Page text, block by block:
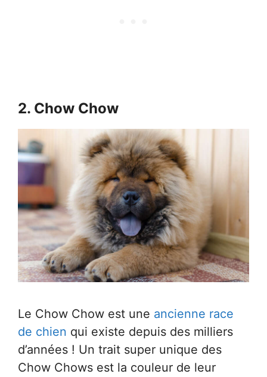
2. Chow Chow
Le Chow Chow est une ancienne race
de chien qui existe depuis des milliers
d’années ! Un trait super unique des
Chow Chows est la couleur de leur